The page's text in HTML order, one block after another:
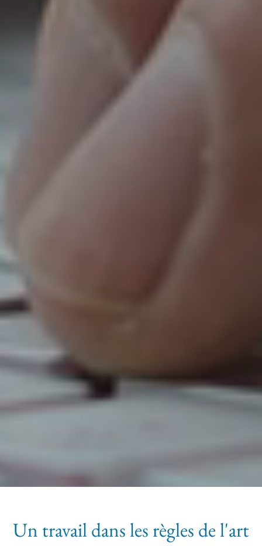
Un travail dans les règles de l'art